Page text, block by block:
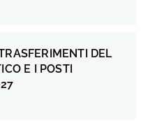
DEL
E I POSTI